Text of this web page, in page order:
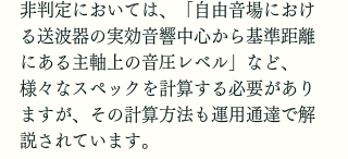
非判定においては、「自由音場におけ
る送波器の実効音響中心から基準距離
にある主軸上の音圧レベル」など、
様々なスペックを計算する必要があり
ますが、その計算方法も運用通達で解
説されています。